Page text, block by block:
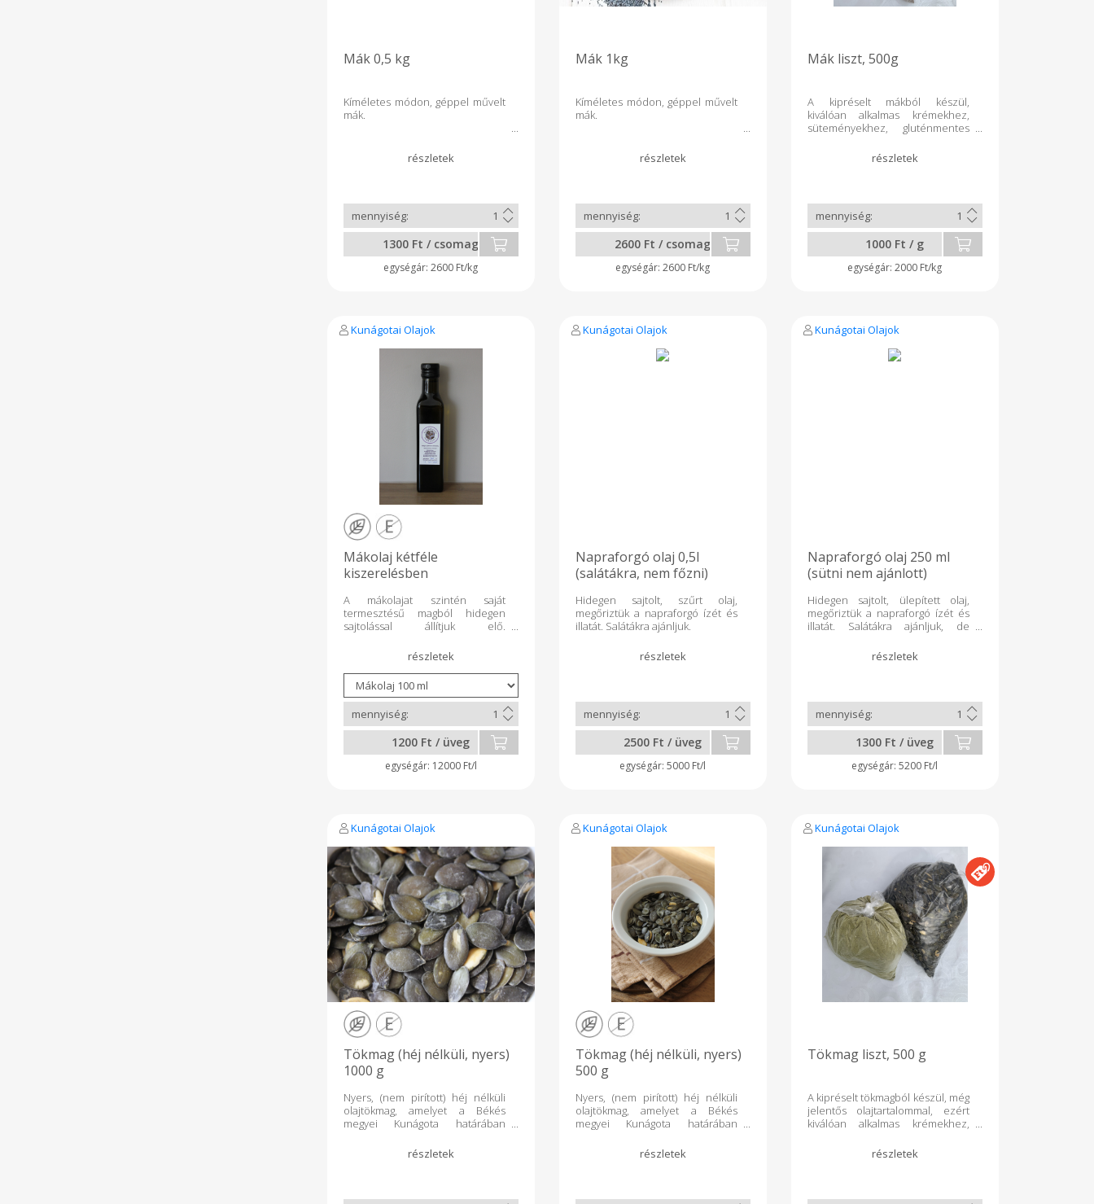
Mák 0,5 kg
Kíméletes módon, géppel művelt
mák.
1300 Ft / csomag
2600 Ft/kg
Mák 1kg
Kíméletes módon, géppel művelt
mák.
2600 Ft / csomag
2600 Ft/kg
Mák liszt, 500g
A kipréselt mákból készül,
kiválóan alkalmas krémekhez,
süteményekhez, gluténmentes
1000 Ft / g
2000 Ft/kg
Kunágotai Olajok
Mákolaj kétféle
kiszerelésben
A mákolajat szintén saját
termesztésű magból hidegen
sajtolással állítjuk elő.
akár kozmetikai célra,
bőrápolásra is használható. Íze
kellemes mák ízű, ülepítés után
tiszta, áttetsző színű. Elsősorban
salátákra, valamint kúra szerűen
ajánljuk fogyasztani, mert van
benne E vitamin, sok telítetlen
zsírsav, és a növényi szterinek is
jótékony hatással lehetnek az
egészségre.
1200 Ft / üveg
12000 Ft/l
Kunágotai Olajok
Napraforgó olaj 0,5l
(salátákra, nem főzni)
Hidegen sajtolt, szűrt olaj,
megőriztük a napraforgó ízét és
illatát. Salátákra ajánljuk.
2500 Ft / üveg
5000 Ft/l
Kunágotai Olajok
Napraforgó olaj 250 ml
(sütni nem ajánlott)
Hidegen sajtolt, ülepített olaj,
megőriztük a napraforgó ízét és
illatát. Salátákra ajánljuk, de
rövidebb idejű sütéshez is
1300 Ft / üveg
5200 Ft/l
Kunágotai Olajok
Tökmag (héj nélküli, nyers)
1000 g
Nyers, (nem pirított) héj nélküli
olajtökmag, amelyet a Békés
megyei Kunágota határában
alapanyagunk. Igény esetén
nagyobb kiszerelésben is
Kunágotai Olajok
Tökmag (héj nélküli, nyers)
500 g
Nyers, (nem pirított) héj nélküli
olajtökmag, amelyet a Békés
megyei Kunágota határában
alapanyagunk. Igény esetén
nagyobb kiszerelésben is
Kunágotai Olajok
Tökmag liszt, 500 g
A kipréselt tökmagból készül, még
jelentős olajtartalommal, ezért
kiválóan alkalmas krémekhez,